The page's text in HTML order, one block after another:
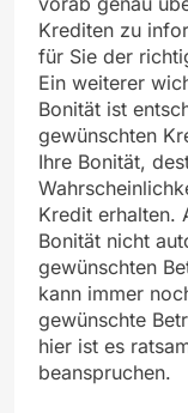
Krediten zu
für Sie der
Ein weiterer
Bonität ist
gewünschten
Ihre Bonität,
Kredit erhalten.
Bonität nicht
gewünschten
kann immer
gewünschte
hier ist es
beanspruchen.